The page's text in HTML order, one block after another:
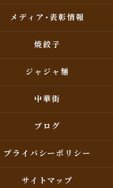
メディア･表彰情報
焼餃子
ジャジャ麺
中華街
ブログ
プライバシーポリシー
サイトマップ